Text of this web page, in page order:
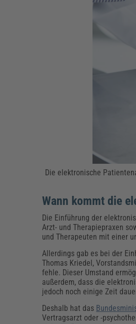
Die elektronische
Wann kommt die
Die Einführung der
Arzt- und Therapiepraxen
und Therapeuten mit einer
Allerdings gab es bei der
Thomas Kriedel,
fehle. Dieser Umstand
außerdem, dass die
jedoch noch einige Zeit
Deshalb hat das
Vertragsarzt oder -